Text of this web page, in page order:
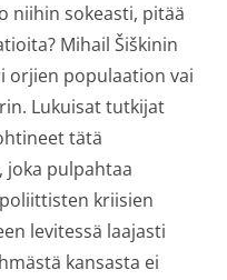
niihin sokeasti, pitää
Mihail Šiškinin
orjien populaation vai
Lukuisat tutkijat
tätä
joka pulpahtaa
kriisien
levitessä laajasti
kansasta ei